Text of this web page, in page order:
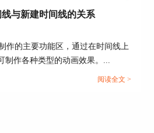
与新建时间线的关系
作的主要功能区，通过在时间线上
制作各种类型的动画效果。...
阅读全文 >